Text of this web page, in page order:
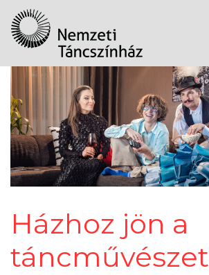
Házhoz jön a
táncművészet